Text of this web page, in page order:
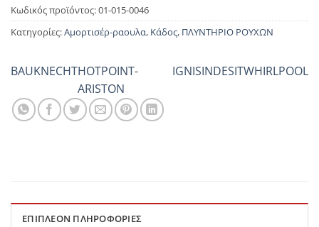
Κωδικός προϊόντος:01-015-0046
Κατηγορίες:Αμορτισέρ-ραουλα, Κάδος, ΠΛΥΝΤΗΡΙΟ ΡΟΥΧΩΝ
BAUKNECHTHOTPOINT-
ARISTON
IGNISINDESITWHIRLPOOL
ΕΠΙΠΛΈΟΝ ΠΛΗΡΟΦΟΡΊΕΣ